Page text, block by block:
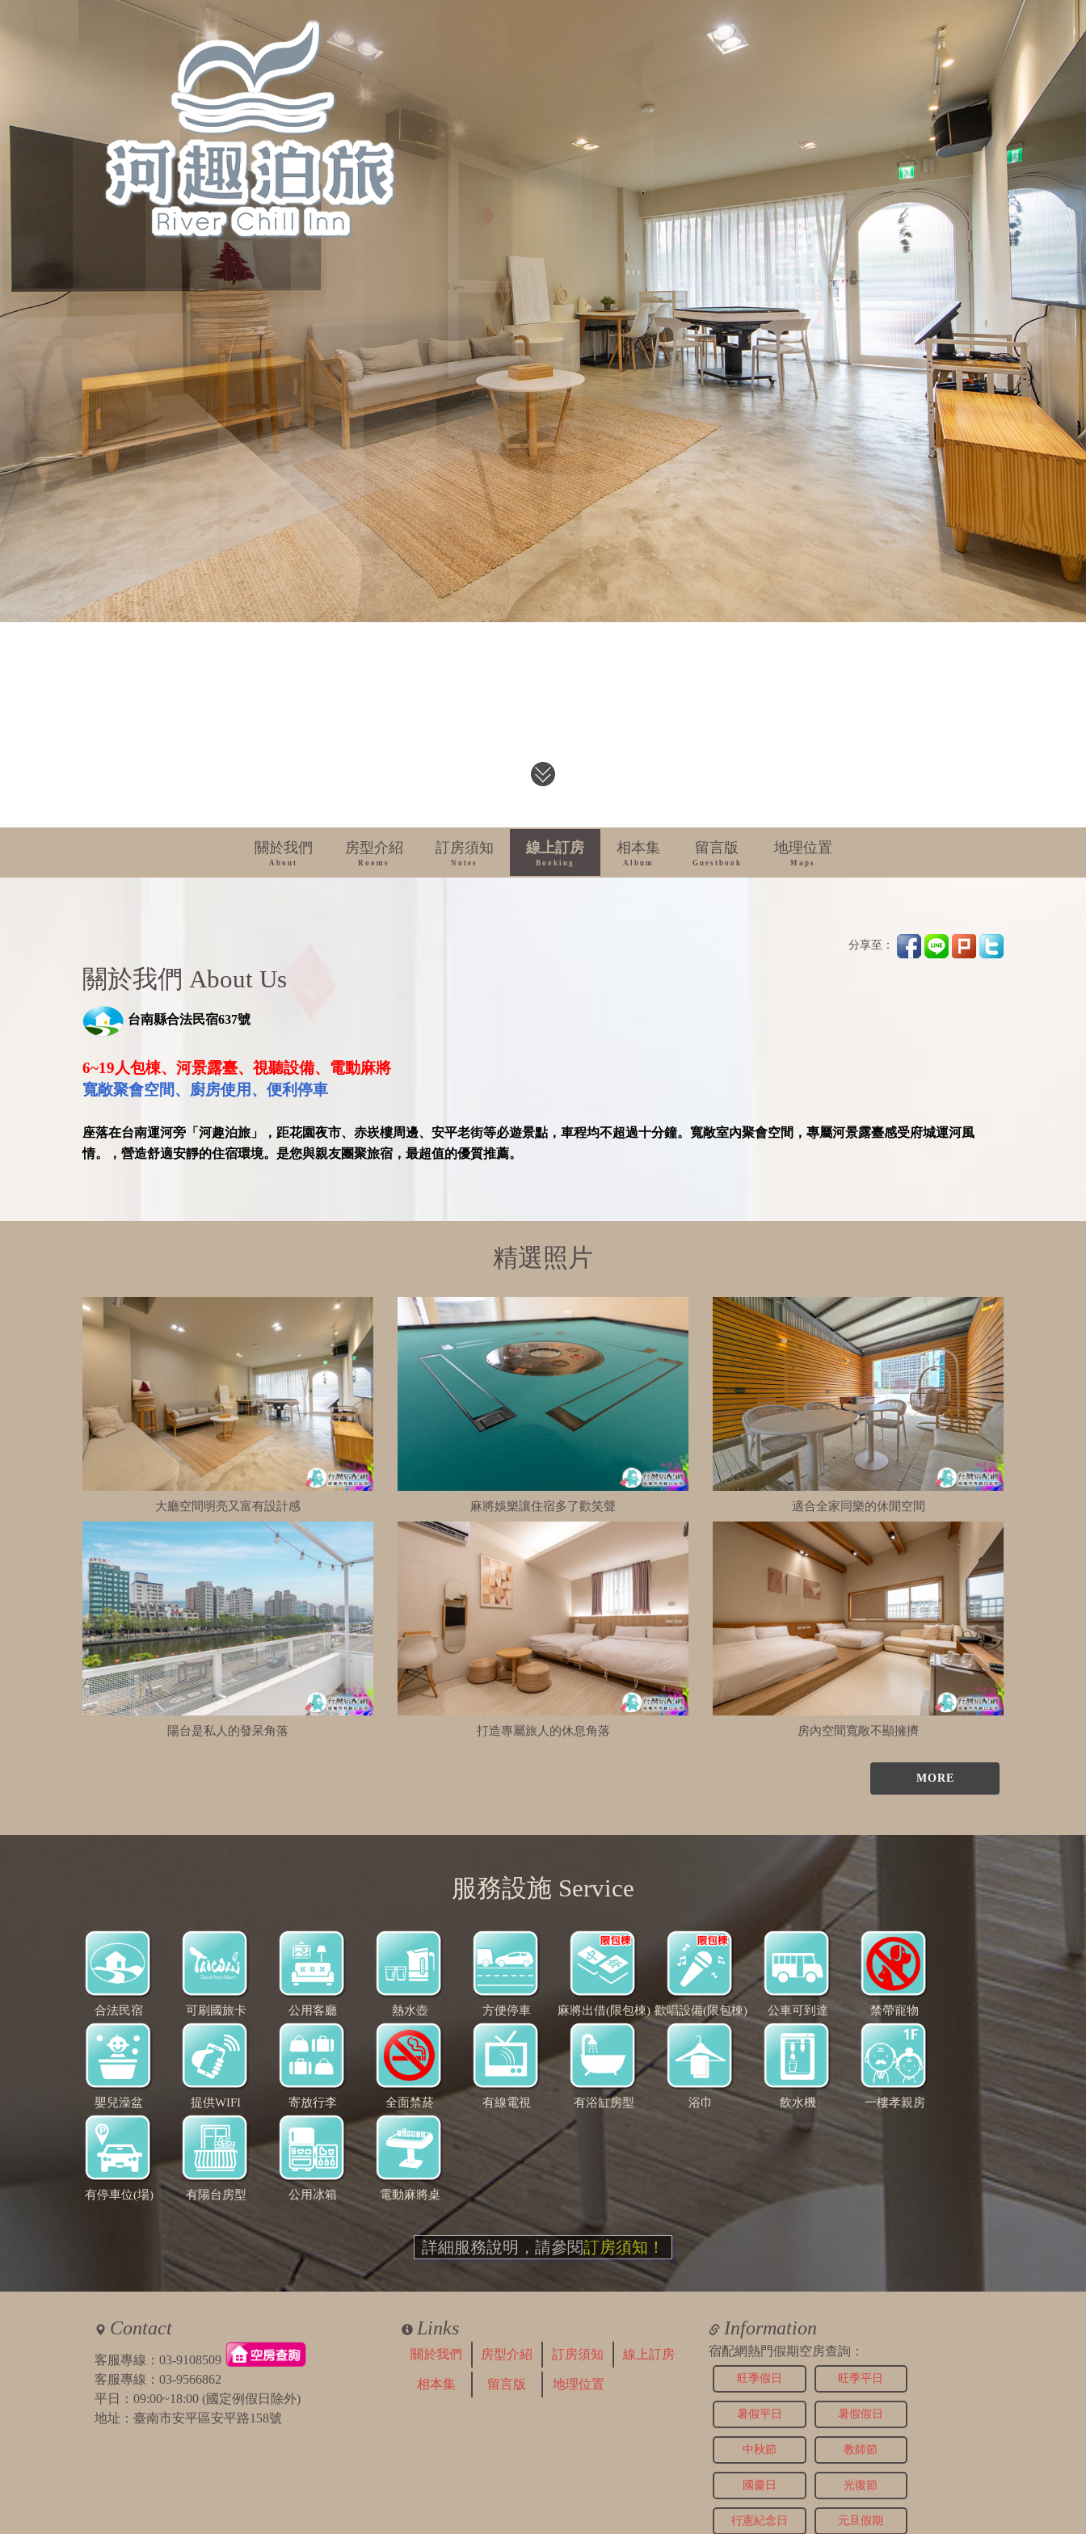
關於我們
About
房型介紹
Rooms
訂房須知
Notes
線上訂房
Booking
相本集
Album
留言版
Guestbook
地理位置
Maps
分享至：
關於我們 About Us
台南縣合法民宿637號
6~19人包棟、河景露臺、視聽設備、電動麻將
寬敞聚會空間、廚房使用、便利停車
座落在台南運河旁「河趣泊旅」，距花園夜市、赤崁樓周邊、安平老街等必遊景點，車程均不超過十分鐘。寬敞室內聚會空間，專屬河景露臺感受府城運河風
情。，營造舒適安靜的住宿環境。是您與親友團聚旅宿，最超值的優質推薦。
精選照片
大廳空間明亮又富有設計感 麻將娛樂讓住宿多了歡笑聲 適合全家同樂的休閒空間
陽台是私人的發呆角落 打造專屬旅人的休息角落 房內空間寬敞不顯擁擠
MORE
服務設施 Service
合法民宿 可刷國旅卡 公用客廳 熱水壺 方便停車 麻將出借(限包棟) 歡唱設備(限包棟) 公車可到達 禁帶寵物
嬰兒澡盆 提供WIFI 寄放行李 全面禁菸 有線電視 有浴缸房型 浴巾 飲水機 一樓孝親房
有停車位(場) 有陽台房型 公用冰箱 電動麻將桌
詳細服務說明，請參閱訂房須知！
Contact
客服專線： 03-9108509
客服專線： 03-9566862
平日：09:00~18:00 (國定例假日除外)
地址：臺南市安平區安平路158號
Links
關於我們 房型介紹 訂房須知 線上訂房
相本集 留言版 地理位置
Information
宿配網熱門假期空房查詢：
旺季假日 旺季平日
暑假平日 暑假假日
中秋節 教師節
國慶日 光復節
行憲紀念日 元旦假期